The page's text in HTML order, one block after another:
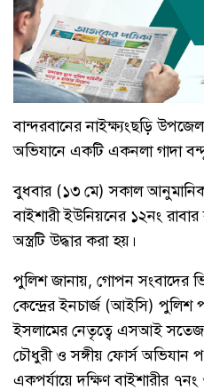
বান্দরবানের নাইক্ষ্যংছড়ি
অভিযানে একটি একনলা গাদা
বুধবার (১৩ মে) সকাল
বাইশারী ইউনিয়নের ১২নং
অস্ত্রটি উদ্ধার করা হয়।
পুলিশ জানায়, গোপন সংবাদের
কেন্দ্রের ইনচার্জ (আইসি)
ইসলামের নেতৃত্বে এসআই
চৌধুরী ও সঙ্গীয় ফোর্স অভিযান
একপর্যায়ে দক্ষিণ বাইশারীর ৭নং